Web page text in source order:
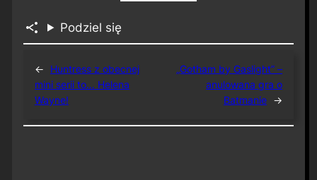
Podziel się
←
Huntress z obecnej
mini serii to… Helena
Wayne!
„Gotham by Gaslight” –
anulowana gra o
Batmanie →